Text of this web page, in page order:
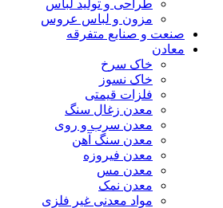
طراحی و تولید لباس
مزون و لباس عروس
صنعت و صنایع متفرقه
معادن
خاک سرخ
خاک نسوز
فلزات قیمتی
معدن زغال سنگ
معدن سرب و روی
معدن سنگ آهن
معدن فیروزه
معدن مس
معدن نمک
مواد معدنی غیر فلزی